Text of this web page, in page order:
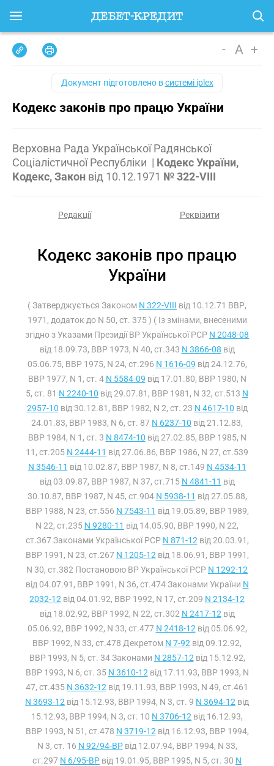
- A +
Документ підготовлено всистемі iplex
Кодекс законів про працю України
Верховна Рада Української Радянської
Соціалістичної Республіки | Кодекс України,
Кодекс, Закон від 10.12.1971 № 322-VIII
Редакції Реквізити
Кодекс законів про працю
України
( Затверджується Законом N 322-VIII від 10.12.71 ВВР,
1971, додаток до N 50, ст. 375 ) ( Із змінами, внесеними
згідно з Указами Президії ВР Української РСР N 2048-08
від 18.09.73, ВВР 1973, N 40, ст.343 N 3866-08 від
05.06.75, ВВР 1975, N 24, ст.296 N 1616-09 від 24.12.76,
ВВР 1977, N 1, ст. 4 N 5584-09 від 17.01.80, ВВР 1980, N
5, ст. 81 N 2240-10 від 29.07.81, ВВР 1981, N 32, ст.513 N
2957-10 від 30.12.81, ВВР 1982, N 2, ст. 23 N 4617-10 від
24.01.83, ВВР 1983, N 6, ст. 87 N 6237-10 від 21.12.83,
ВВР 1984, N 1, ст. 3 N 8474-10 від 27.02.85, ВВР 1985, N
11, ст.205 N 2444-11 від 27.06.86, ВВР 1986, N 27, ст.539
N 3546-11 від 10.02.87, ВВР 1987, N 8, ст.149 N 4534-11
від 03.09.87, ВВР 1987, N 37, ст.715 N 4841-11 від
30.10.87, ВВР 1987, N 45, ст.904 N 5938-11 від 27.05.88,
ВВР 1988, N 23, ст.556 N 7543-11 від 19.05.89, ВВР 1989,
N 22, ст.235 N 9280-11 від 14.05.90, ВВР 1990, N 22,
ст.367 Законами Української РСР N 871-12 від 20.03.91,
ВВР 1991, N 23, ст.267 N 1205-12 від 18.06.91, ВВР 1991,
N 30, ст.382 Постановою ВР Української РСР N 1292-12
від 04.07.91, ВВР 1991, N 36, ст.474 Законами України N
2032-12 від 04.01.92, ВВР 1992, N 17, ст.209 N 2134-12
від 18.02.92, ВВР 1992, N 22, ст.302 N 2417-12 від
05.06.92, ВВР 1992, N 33, ст.477 N 2418-12 від 05.06.92,
ВВР 1992, N 33, ст.478 Декретом N 7-92 від 09.12.92,
ВВР 1993, N 5, ст. 34 Законами N 2857-12 від 15.12.92,
ВВР 1993, N 6, ст. 35 N 3610-12 від 17.11.93, ВВР 1993, N
47, ст.435 N 3632-12 від 19.11.93, ВВР 1993, N 49, ст.461
N 3693-12 від 15.12.93, ВВР 1994, N 3, ст. 9 N 3694-12 від
15.12.93, ВВР 1994, N 3, ст. 10 N 3706-12 від 16.12.93,
ВВР 1993, N 51, ст.478 N 3719-12 від 16.12.93, ВВР 1994,
N 3, ст. 16 N 92/94-ВРвід 12.07.94, ВВР 1994, N 33,
ст.297 N 6/95-ВР від 19.01.95, ВВР 1995, N 5, ст. 30 N